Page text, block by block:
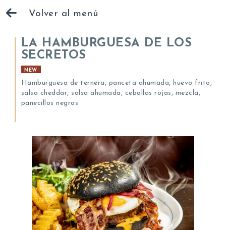
Volver al menú
LA HAMBURGUESA DE LOS
SECRETOS
NEW
Hamburguesa de ternera, panceta ahumada, huevo frito,
salsa cheddar, salsa ahumada, cebollas rojas, mezcla,
panecillos negros